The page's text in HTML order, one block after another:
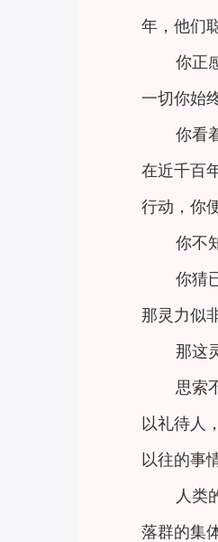
年，他们
你正
一切你始
你看
在近千百
行动，你
你不
你猜
那灵力似
那这
思索
以礼待人
以往的事
人类
落群的集